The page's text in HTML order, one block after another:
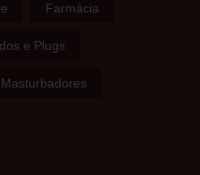
Farmácia
e Plugs
Masturbadores